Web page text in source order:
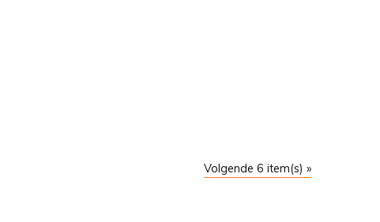
Volgende 6 item(s) »